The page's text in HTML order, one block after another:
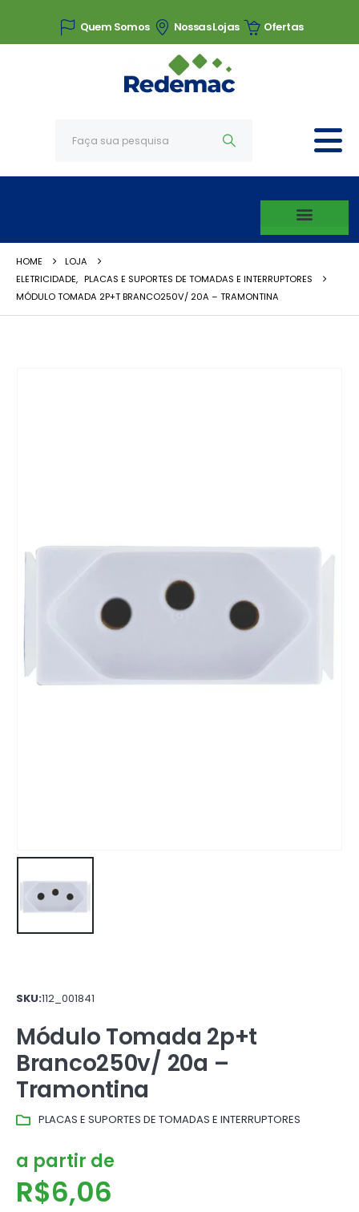
Quem Somos Nossas Lojas Ofertas
HOME
LOJA
ELETRICIDADE, PLACAS E SUPORTES DE TOMADAS E INTERRUPTORES
MÓDULO TOMADA 2P+T BRANCO250V/ 20A – TRAMONTINA
SKU:112_001841
Módulo Tomada 2p+t
Branco250v/ 20a –
Tramontina
PLACAS E SUPORTES DE TOMADAS E INTERRUPTORES
a partir de
R$6,06